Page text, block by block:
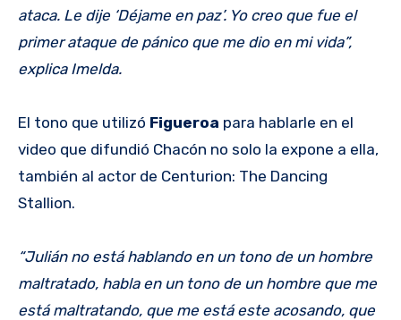
ataca. Le dije ‘Déjame en paz’. Yo creo que fue el
primer ataque de pánico que me dio en mi vida”,
explica Imelda.
El tono que utilizó Figueroa para hablarle en el
video que difundió Chacón no solo la expone a ella,
también al actor de Centurion: The Dancing
Stallion.
“Julián no está hablando en un tono de un hombre
maltratado, habla en un tono de un hombre que me
está maltratando, que me está este acosando, que